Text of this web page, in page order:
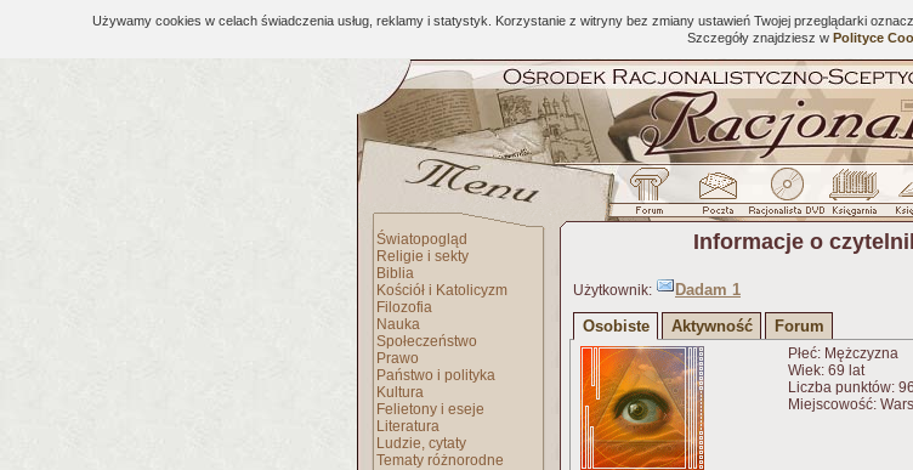
Używamy cookies w celach świadczenia usług, reklamy i statystyk. Korzystanie z witryny bez zmiany ustawień Twojej przeglądarki
Szczegóły znajdziesz w Polityce
Światopogląd
Religie i sekty
Biblia
Kościół i Katolicyzm
Filozofia
Nauka
Społeczeństwo
Prawo
Państwo i polityka
Kultura
Felietony i eseje
Literatura
Ludzie, cytaty
Tematy różnorodne
Informacje o
Użytkownik:
Dadam 1
Osobiste
Aktywność Forum
Płeć: Mężczyzna
Wiek: 69 lat
Liczba punktów: 96
Miejscowość: